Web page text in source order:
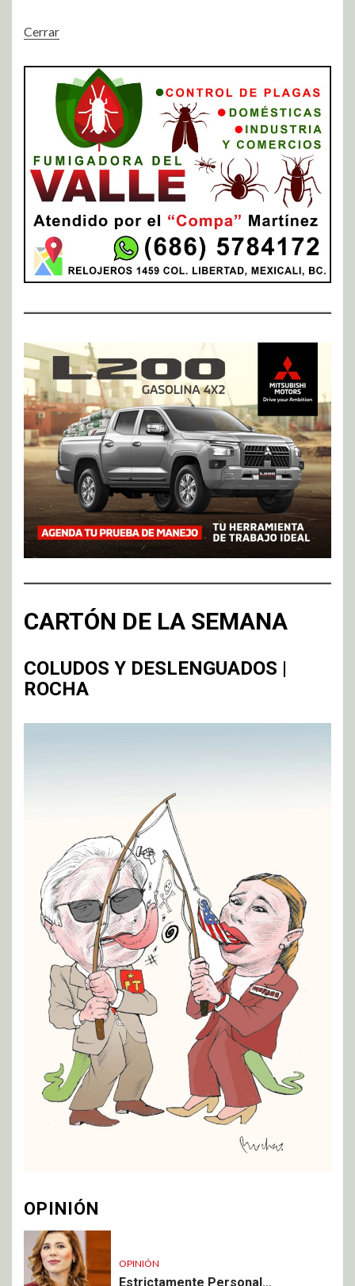
Cerrar
CARTÓN DE LA SEMANA
COLUDOS Y DESLENGUADOS |
ROCHA
OPINIÓN
OPINIÓN
Estrictamente Personal…